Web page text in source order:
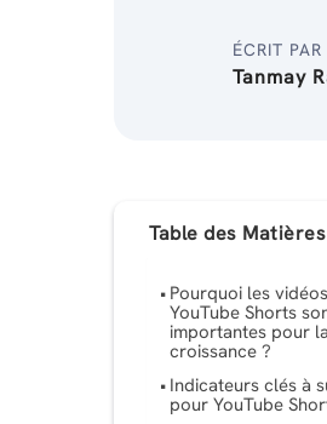
ÉCRIT PAR
Tanmay
Table des Matières
Pourquoi les vidéos
YouTube Shorts
importantes pour la
croissance ?
Indicateurs clés à
pour YouTube